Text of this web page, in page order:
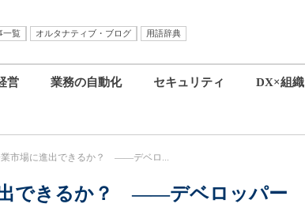
一覧 オルタナティブ・ブログ
用語辞典
営 業務の自動化 セキュリティ DX×組織
業市場に進出できるか？ ――デベロ...
出できるか？ ――デベロッパー